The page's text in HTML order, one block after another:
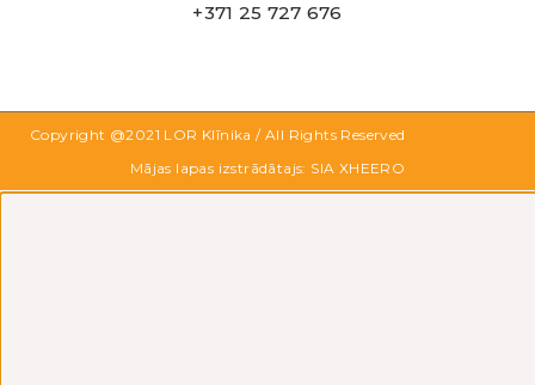
+371 25 727 676
Copyright @2021 LOR Klīnika / All Rights Reserved
Mājas lapas izstrādātajs: SIA XHEERO